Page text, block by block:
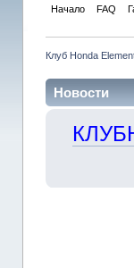
Начало FAQ
Клуб Honda
Новости